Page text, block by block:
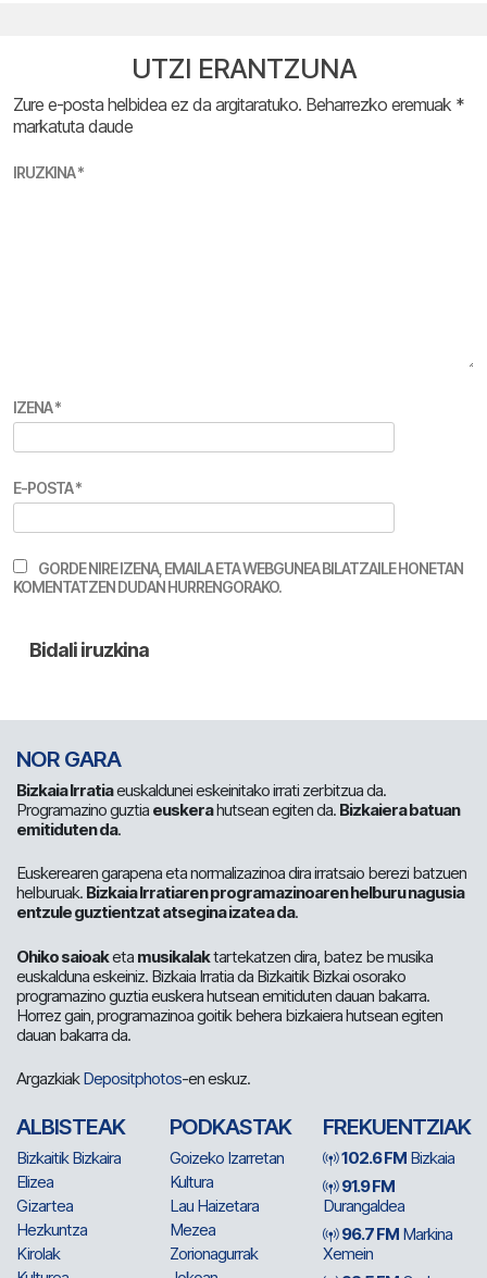
UTZI ERANTZUNA
Zure e-posta helbidea ez da argitaratuko. Beharrezko eremuak *
markatuta daude
IRUZKINA*
IZENA*
E-POSTA*
GORDE NIRE IZENA, EMAILA ETA WEBGUNEA BILATZAILE HONETAN
KOMENTATZEN DUDAN HURRENGORAKO.
NOR GARA
Bizkaia Irratiaeuskaldunei eskeinitako irrati zerbitzua da.
Programazino guztia euskerahutsean egiten da. Bizkaiera batuan
emitiduten da.
Euskerearen garapena eta normalizazinoa dira irratsaio berezi batzuen
helburuak. Bizkaia Irratiaren programazinoaren helburu nagusia
entzule guztientzat atsegina izatea da.
Ohiko saioaketa musikalaktartekatzen dira, batez be musika
euskalduna eskeiniz. Bizkaia Irratia da Bizkaitik Bizkai osorako
programazino guztia euskera hutsean emitiduten dauan bakarra.
Horrez gain, programazinoa goitik behera bizkaiera hutsean egiten
dauan bakarra da.
ArgazkiakDepositphotos-en eskuz.
ALBISTEAK
Bizkaitik Bizkaira
Elizea
Gizartea
Hezkuntza
Kirolak
PODKASTAK
Goizeko Izarretan
Kultura
Lau Haizetara
Mezea
Zorionagurrak
FREKUENTZIAK
102.6 FM Bizkaia
91.9 FM
Durangaldea
96.7 FM Markina
Xemein